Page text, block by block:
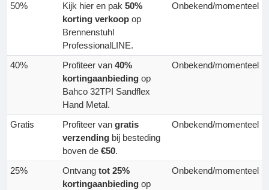
50%
Kijk hier en pak 50%
korting verkoop op
Brennenstuhl
ProfessionalLINE.
Onbekend/momenteel
40% Profiteer van 40%
kortingaanbieding op
Bahco 32TPI Sandflex
Hand Metal.
Onbekend/momenteel
Gratis Profiteer van gratis
verzending bij besteding
boven de €50.
Onbekend/momenteel
25% Ontvang tot 25%
kortingaanbieding op
Onbekend/momenteel